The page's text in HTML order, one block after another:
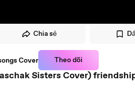
Chia sẻ
Cover Theo dõi
Sisters Cover)